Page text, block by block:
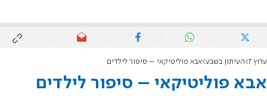
ערוץ 7 העיתון בשבע אבא פוליטיקאי – סיפור לילדים
אבא פוליטיקאי – סיפור לילדים